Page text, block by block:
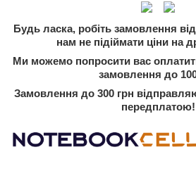
Будь ласка, робіть замовлення
нам не підіймати ціни на
Ми можемо попросити вас
замовлення до
Замовлення до 300 грн
передплатою!